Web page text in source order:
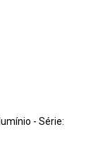
- Série: